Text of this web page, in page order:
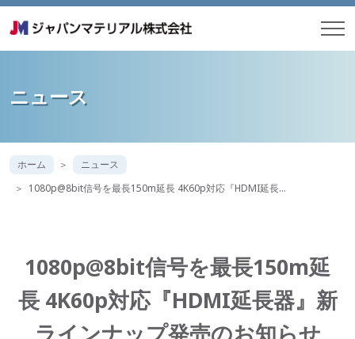
ニュース
ホーム
ニュース
1080p@8bit信号を最長150m延長 4K60p対応『HDMI延長…
1080p@8bit信号を最長150m延
長 4K60p対応『HDMI延長器』新